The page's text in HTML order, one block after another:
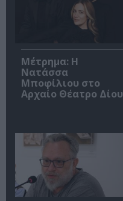
Μέτρημα: Η
Νατάσσα
Μποφίλιου στο
Αρχαίο Θέατρο Δίου